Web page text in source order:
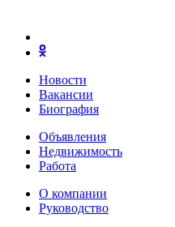
Новости
Вакансии
Биография
Объявления
Недвижимость
Работа
О компании
Руководство